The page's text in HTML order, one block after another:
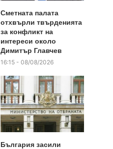
Сметната палата
отхвърли твърденията
за конфликт на
интереси около
Димитър Главчев
16:15 - 08/08/2026
България засили